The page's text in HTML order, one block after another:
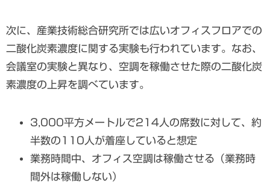
次に、産業技術総合研究所では広いオフィスフロアでの
二酸化炭素濃度に関する実験も行われています。なお、
会議室の実験と異なり、空調を稼働させた際の二酸化炭
素濃度の上昇を調べています。
3,000平方メートルで214人の席数に対して、約
半数の110人が着座していると想定
業務時間中、オフィス空調は稼働させる（業務時
間外は稼働しない）